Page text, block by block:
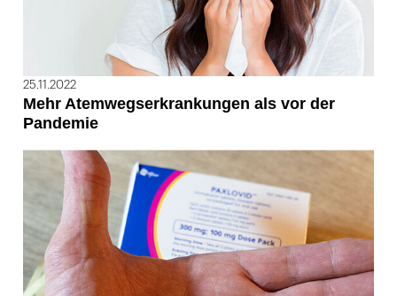
25.11.2022
Mehr Atemwegserkrankungen als vor der
Pandemie